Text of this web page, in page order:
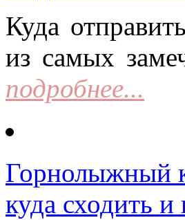
Куда
из самых
подробнее...
Горнолыжный
куда сходить и